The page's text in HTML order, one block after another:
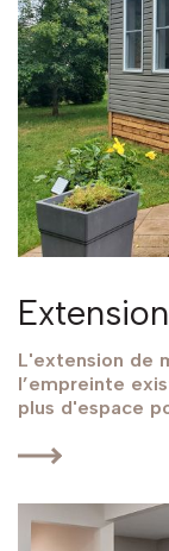
Extension
L'extension de
l’empreinte
plus d'espace